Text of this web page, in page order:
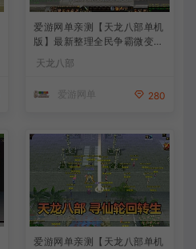
爱游网单亲测【天龙八部单机
版】最新整理全民争霸微变完
码 解锁充值奖励 视频安装教
天龙八部
爱游网单 280
爱游网单亲测【天龙八部单机